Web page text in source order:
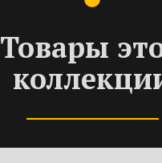
Товары